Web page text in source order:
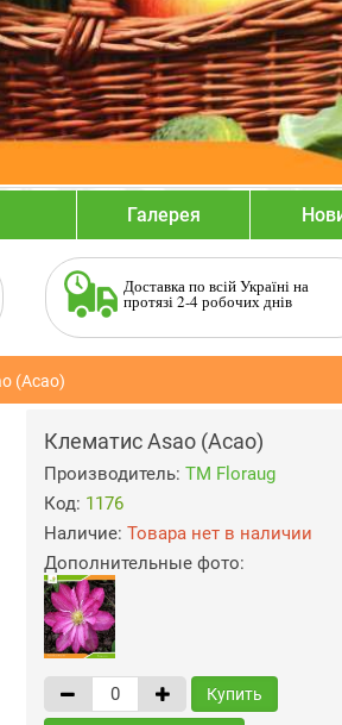
Галерея
Доставка по всій Україні на
протязі 2-4 робочих днів
(Асао)
Клематис Asao (Асао)
Производитель: ТМ Floraug
Код: 1176
Наличие: Товара нет в наличии
Дополнительные фото:
Купить